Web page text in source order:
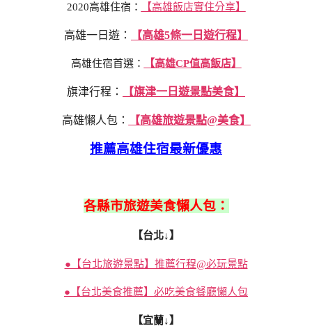
2020高雄住宿： 【高雄飯店實住分享】
高雄一日遊： 【高雄5條一日遊行程】
高雄住宿首選： 【高雄CP值高飯店】
旗津行程： 【旗津一日遊景點美食】
高雄懶人包： 【高雄旅遊景點@美食】
推薦高雄住宿最新優惠
各縣市旅遊美食懶人包：
【台北↓】
●【台北旅遊景點】推薦行程@必玩景點
●【台北美食推薦】必吃美食餐廳懶人包
【宜蘭↓】